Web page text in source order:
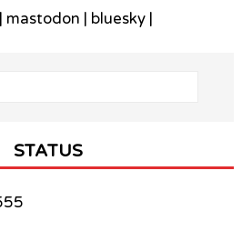
mastodon bluesky
STATUS